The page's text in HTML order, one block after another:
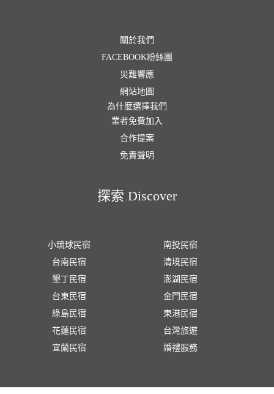
關於我們
FACEBOOK粉絲團
災難響應
網站地圖
為什麼選擇我們
業者免費加入
合作提案
免責聲明
探索 Discover
小琉球民宿
台南民宿
墾丁民宿
台東民宿
綠島民宿
花蓮民宿
宜蘭民宿
南投民宿
清境民宿
澎湖民宿
金門民宿
東港民宿
台灣旅遊
婚禮服務